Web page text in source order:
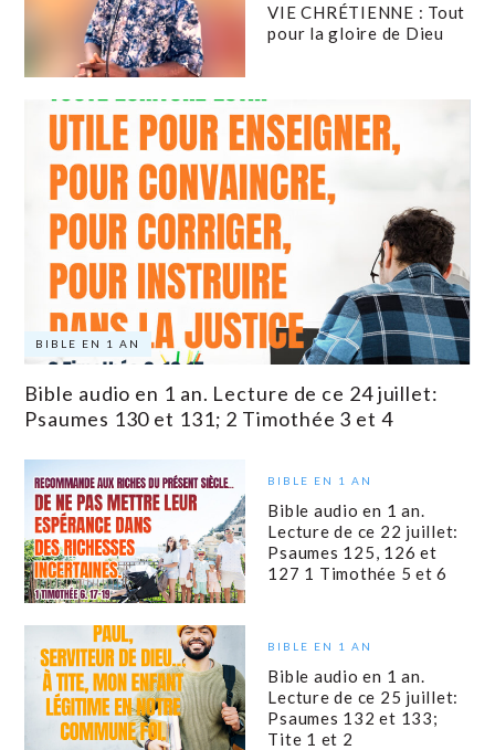
VIE CHRÉTIENNE : Tout
pour la gloire de Dieu
BIBLE EN 1 AN
Bible audio en 1 an. Lecture de ce 24 juillet:
Psaumes 130 et 131; 2 Timothée 3 et 4
BIBLE EN 1 AN
Bible audio en 1 an.
Lecture de ce 22 juillet:
Psaumes 125, 126 et
127 1 Timothée 5 et 6
BIBLE EN 1 AN
Bible audio en 1 an.
Lecture de ce 25 juillet:
Psaumes 132 et 133;
Tite 1 et 2